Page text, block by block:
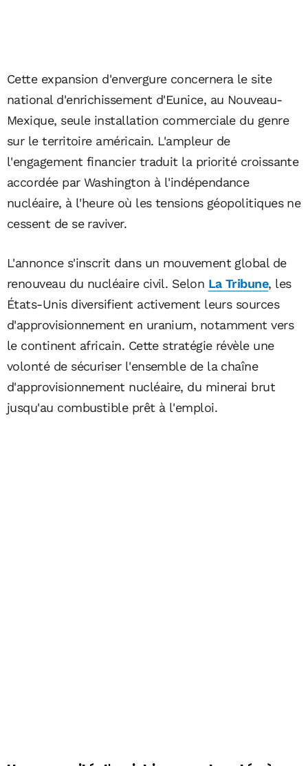
Cette expansion d'envergure concernera le site
national d'enrichissement d'Eunice, au Nouveau-
Mexique, seule installation commerciale du genre
sur le territoire américain. L'ampleur de
l'engagement financier traduit la priorité croissante
accordée par Washington à l'indépendance
nucléaire, à l'heure où les tensions géopolitiques ne
cessent de se raviver.
L'annonce s'inscrit dans un mouvement global de
renouveau du nucléaire civil. Selon La Tribune, les
États-Unis diversifient activement leurs sources
d'approvisionnement en uranium, notamment vers
le continent africain. Cette stratégie révèle une
volonté de sécuriser l'ensemble de la chaîne
d'approvisionnement nucléaire, du minerai brut
jusqu'au combustible prêt à l'emploi.